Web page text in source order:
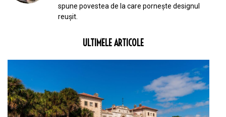
spune povestea de la care pornește designul
reușit.
ULTIMELE ARTICOLE